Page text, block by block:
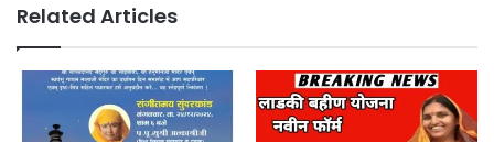
Related Articles